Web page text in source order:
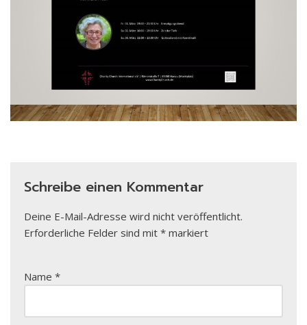
Schreibe einen Kommentar
Deine E-Mail-Adresse wird nicht veröffentlicht.
Erforderliche Felder sind mit * markiert
Name *